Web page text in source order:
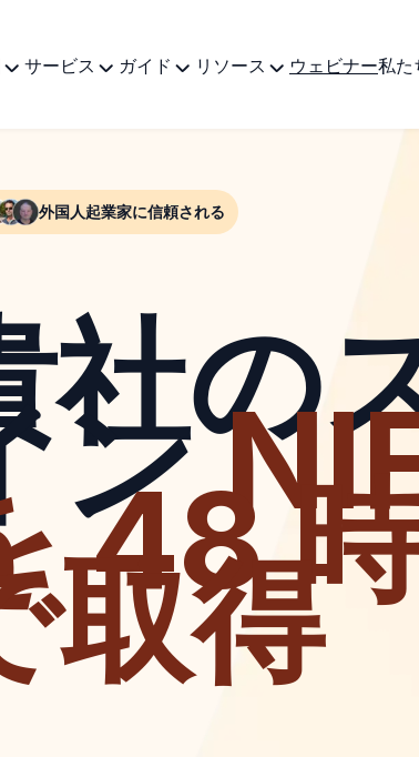
サービス ガイド リソース ウェビナー私た
外国人起業家に信頼される
社の
ン
48
取得